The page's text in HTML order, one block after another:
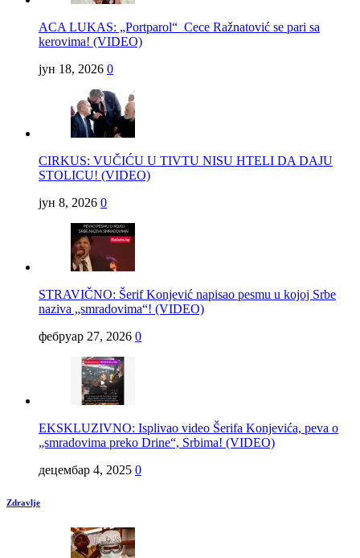
ACA LUKAS: „Portparol“ Cece Ražnatović se pari sa
kerovima! (VIDEO)
јун 18, 2026 0
CIRKUS: VUČIĆU U TIVTU NISU HTELI DA DAJU
STOLICU! (VIDEO)
јун 8, 2026 0
STRAVIČNO: Šerif Konjević napisao pesmu u kojoj Srbe
naziva „smradovima“! (VIDEO)
фебруар 27, 2026 0
EKSKLUZIVNO: Isplivao video Šerifa Konjevića, peva o
„smradovima preko Drine“, Srbima! (VIDEO)
децембар 4, 2025 0
Zdravlje